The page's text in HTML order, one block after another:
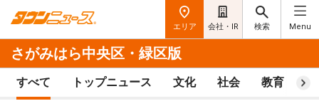
エリア 会社・IR 検索 Menu
さがみはら中央区・緑区版
すべて トップニュース 文化 社会 教育